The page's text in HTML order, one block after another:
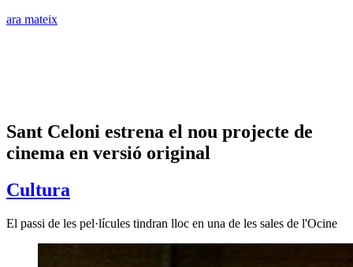
ara mateix
Sant Celoni estrena el nou projecte de
cinema en versió original
Cultura
El passi de les pel·lícules tindran lloc en una de les sales de l'Ocine